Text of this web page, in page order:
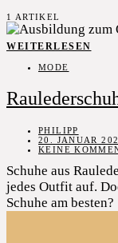
1 ARTIKEL
WEITERLESEN
MODE
PHILIPP
20. JANUAR
KEINE
Schuhe aus
jedes Outfit auf.
Schuhe am besten?